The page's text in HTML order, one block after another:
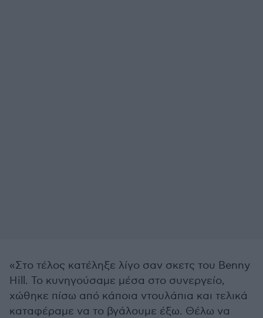
«Στο τέλος κατέληξε λίγο σαν σκετς του Benny
Hill. Το κυνηγούσαμε μέσα στο συνεργείο,
χώθηκε πίσω από κάποια ντουλάπια και τελικά
καταφέραμε να το βγάλουμε έξω. Θέλω να